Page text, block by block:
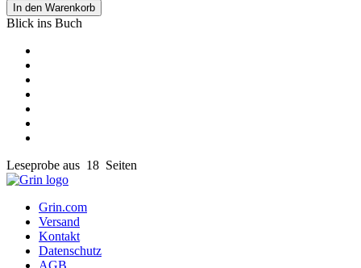
In den Warenkorb
Blick ins Buch
Leseprobe aus 18 Seiten
Grin.com
Versand
Kontakt
Datenschutz
AGB